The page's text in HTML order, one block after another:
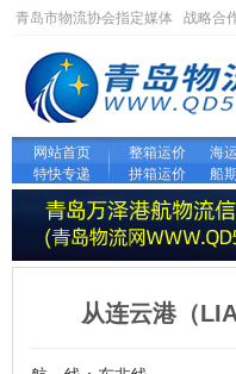
青岛市物流协会指定媒体 战略合
网站首页 整箱运价 海
特快专递
拼箱运价 船
从连云港（